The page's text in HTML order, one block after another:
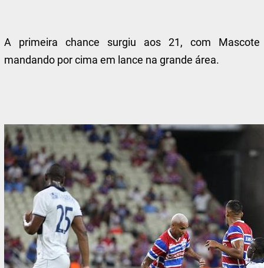
A primeira chance surgiu aos 21, com Mascote
mandando por cima em lance na grande área.